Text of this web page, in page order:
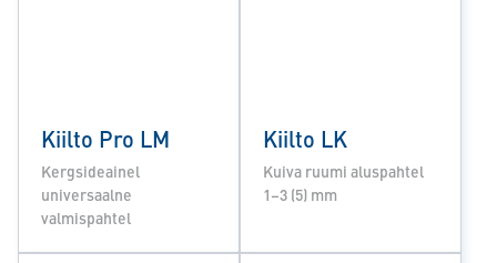
Kiilto Pro LM
Kergsideainel
universaalne
valmispahtel
Kiilto LK
Kuiva ruumi aluspahtel
1–3 (5) mm